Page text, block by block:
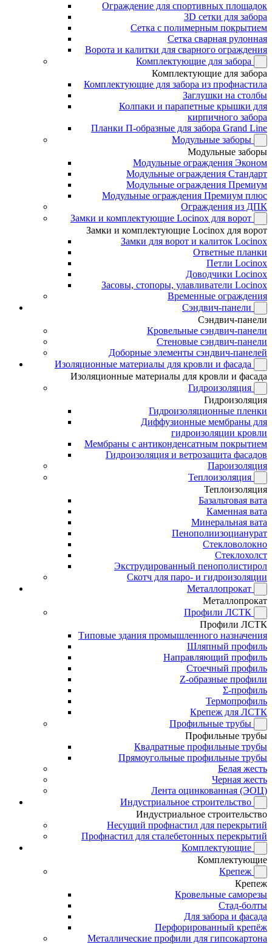
Ограждение для спортивных площадок
3D сетки для забора
Сетка с полимерным покрытием
Сетка сварная рулонная
Ворота и калитки для сварного ограждения
Комплектующие для забора
Комплектующие для забора
Комплектующие для забора из профнастила
Заглушки на столбы
Колпаки и парапетные крышки для
кирпичного забора
Планки П-образные для забора Grand Line
Модульные заборы
Модульные заборы
Модульные ограждения Эконом
Модульные ограждения Стандарт
Модульные ограждения Премиум
Модульные ограждения Премиум плюс
Ограждения из ДПК
Замки и комплектующие Locinox для ворот
Замки и комплектующие Locinox для ворот
Замки для ворот и калиток Locinox
Ответные планки
Петли Locinox
Доводчики Locinox
Засовы, стопоры, улавливатели Locinox
Временные ограждения
Сэндвич-панели
Сэндвич-панели
Кровельные сэндвич-панели
Стеновые сэндвич-панели
Доборные элементы сэндвич-панелей
Изоляционные материалы для кровли и фасада
Изоляционные материалы для кровли и фасада
Гидроизоляция
Гидроизоляция
Гидроизоляционные пленки
Диффузионные мембраны для
гидроизоляции кровли
Мембраны с антиконденсатным покрытием
Гидроизоляция и ветрозащита фасадов
Пароизоляция
Теплоизоляция
Теплоизоляция
Базальтовая вата
Каменная вата
Минеральная вата
Пенополиизоцианурат
Стекловолокно
Стеклохолст
Экструдированный пенополистирол
Скотч для паро- и гидроизоляции
Металлопрокат
Металлопрокат
Профили ЛСТК
Профили ЛСТК
Типовые здания промышленного назначения
Шляпный профиль
Направляющий профиль
Стоечный профиль
Z-образные профили
Σ-профиль
Термопрофиль
Крепеж для ЛСТК
Профильные трубы
Профильные трубы
Квадратные профильные трубы
Прямоугольные профильные трубы
Белая жесть
Черная жесть
Лента оцинкованная (ЭОЦ)
Индустриальное строительство
Индустриальное строительство
Несущий профнастил для перекрытий
Профнастил для сталебетонных перекрытий
Комплектующие
Комплектующие
Крепеж
Крепеж
Кровельные саморезы
Стад-болты
Для забора и фасада
Перфорированный крепёж
Металлические профили для гипсокартона